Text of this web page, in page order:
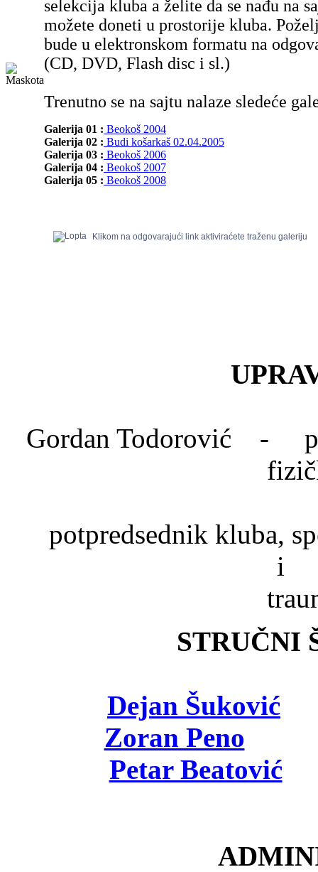
selekcija kluba a želite da se nađu na
možete doneti u prostorije kluba.
bude u elektronskom formatu na
(CD, DVD, Flash disc i sl.)
Trenutno se na sajtu nalaze sledeće
Galerija 01 : Beokoš 2004
Galerija 02 : Budi košarkaš 02.04.2005
Galerija 03 : Beokoš 2006
Galerija 04 : Beokoš 2007
Galerija 05 : Beokoš 2008
Klikom na odgovarajući link aktiviraćete traženu galeriju
Gordan Todorović -
potpredsednik kluba,
STRUČNI
Dejan Šuković
Zoran Peno
Petar Beatović-